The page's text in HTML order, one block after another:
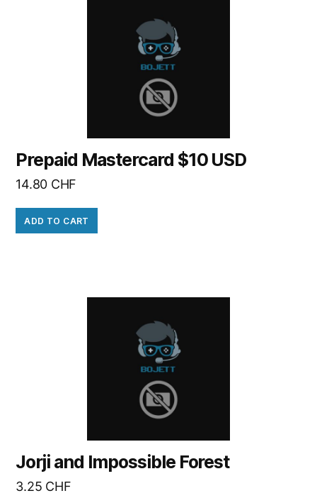
Prepaid Mastercard $10 USD
14.80 CHF
ADD TO CART
Jorji and Impossible Forest
3.25 CHF